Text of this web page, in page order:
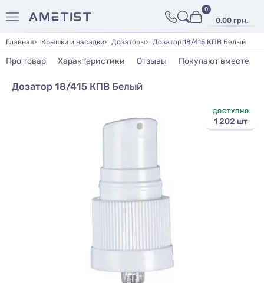
0.00 грн.
0
Главная Крышки и насадки Дозаторы Дозатор 18/415 КПВ Белый
Про товар Характеристики Отзывы Покупают вместе
Дозатор 18/415 КПВ Белый
ДОСТУПНО
1 202 шт